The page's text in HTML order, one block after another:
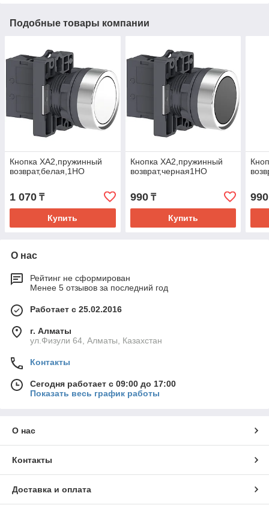
Подобные товары компании
Кнопка XA2,пружинный
возврат,белая,1НO
1 070 ₸
Купить
Кнопка XA2,пружинный
возврат,черная1НO
990₸
Купить
990
О нас
Рейтинг не сформирован
Менее 5 отзывов за последний год
Работает с 25.02.2016
г. Алматы
ул.Физули 64, Алматы, Казахстан
Контакты
Сегодня работает с 09:00 до 17:00
Показать весь график работы
О нас
Контакты
Доставка и оплата